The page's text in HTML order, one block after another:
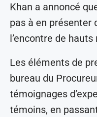
Khan a annoncé
pas à en présenter
l’encontre de
Les éléments de
bureau du
témoignages
témoins, en